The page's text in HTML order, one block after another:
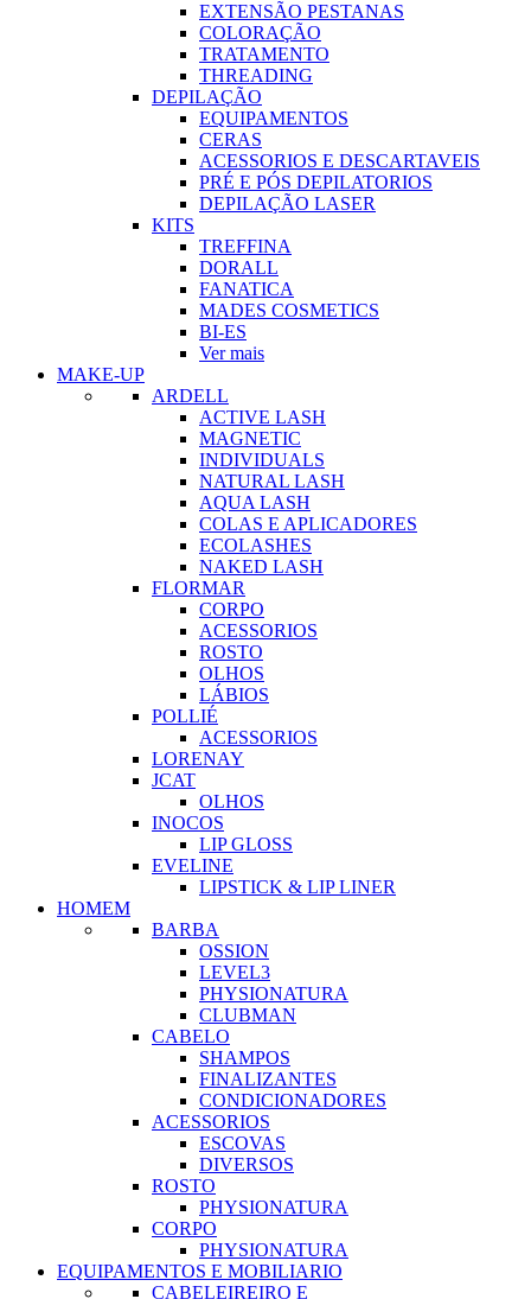
EXTENSÃO PESTANAS
COLORAÇÃO
TRATAMENTO
THREADING
DEPILAÇÃO
EQUIPAMENTOS
CERAS
ACESSORIOS E DESCARTAVEIS
PRÉ E PÓS DEPILATORIOS
DEPILAÇÃO LASER
KITS
TREFFINA
DORALL
FANATICA
MADES COSMETICS
BI-ES
Ver mais
MAKE-UP
ARDELL
ACTIVE LASH
MAGNETIC
INDIVIDUALS
NATURAL LASH
AQUA LASH
COLAS E APLICADORES
ECOLASHES
NAKED LASH
FLORMAR
CORPO
ACESSORIOS
ROSTO
OLHOS
LÁBIOS
POLLIÉ
ACESSORIOS
LORENAY
JCAT
OLHOS
INOCOS
LIP GLOSS
EVELINE
LIPSTICK & LIP LINER
HOMEM
BARBA
OSSION
LEVEL3
PHYSIONATURA
CLUBMAN
CABELO
SHAMPOS
FINALIZANTES
CONDICIONADORES
ACESSORIOS
ESCOVAS
DIVERSOS
ROSTO
PHYSIONATURA
CORPO
PHYSIONATURA
EQUIPAMENTOS E MOBILIARIO
CABELEIREIRO E